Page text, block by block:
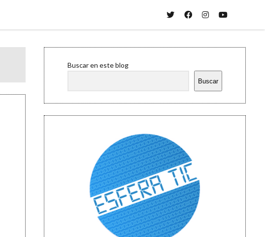
twitterfacebook
instagramyoutube
Sidebar
Buscar en este blog
Buscar